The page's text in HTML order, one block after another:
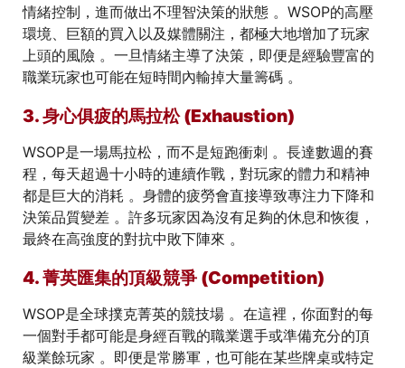
情緒控制，進而做出不理智決策的狀態 。WSOP的高壓
環境、巨額的買入以及媒體關注，都極大地增加了玩家
上頭的風險 。一旦情緒主導了決策，即便是經驗豐富的
職業玩家也可能在短時間內輸掉大量籌碼 。
3. 身心俱疲的馬拉松 (Exhaustion)
WSOP是一場馬拉松，而不是短跑衝刺 。長達數週的賽
程，每天超過十小時的連續作戰，對玩家的體力和精神
都是巨大的消耗 。身體的疲勞會直接導致專注力下降和
決策品質變差 。許多玩家因為沒有足夠的休息和恢復，
最終在高強度的對抗中敗下陣來 。
4. 菁英匯集的頂級競爭 (Competition)
WSOP是全球撲克菁英的競技場 。在這裡，你面對的每
一個對手都可能是身經百戰的職業選手或準備充分的頂
級業餘玩家 。即便是常勝軍，也可能在某些牌桌或特定